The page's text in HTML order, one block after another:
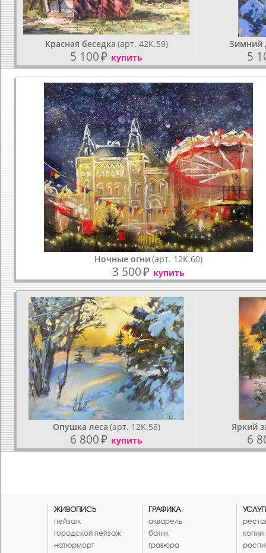
Красная беседка (арт. 42К.59)
5 100₽ купить
Зимний
5
Ночные огни(арт. 12К.60)
3 500₽ купить
Опушка леса (арт. 12К.58)
6 800₽ купить
Яркий
6
ЖИВОПИСЬ
пейзаж
городской пейзаж
натюрморт
ГРАФИКА
акварель
батик
гравюра
копии